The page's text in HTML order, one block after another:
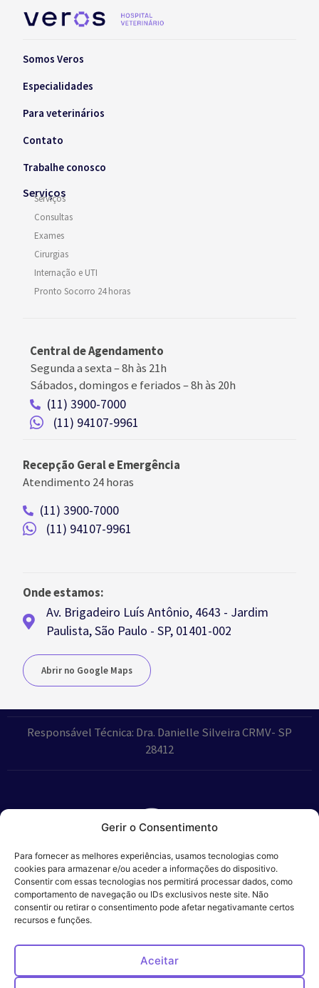
Gerir o Consentimento
Para fornecer as melhores experiências, usamos tecnologias como
cookies para armazenar e/ou aceder a informações do dispositivo.
Consentir com essas tecnologias nos permitirá processar dados, como
comportamento de navegação ou IDs exclusivos neste site. Não
consentir ou retirar o consentimento pode afetar negativamante certos
recursos e funções.
Aceitar
Somos Veros
Especialidades
Para veterinários
Contato
Trabalhe conosco
Serviços
Serviços
Consultas
Exames
Cirurgias
Internação e UTI
Pronto Socorro 24 horas
Central de Agendamento
Segunda a sexta –8h às 21h
Sábados, domingos e feriados–8h às 20h
(11) 3900-7000
(11) 94107-9961
Recepção Geral e Emergência
Atendimento 24 horas
(11) 3900-7000
(11) 94107-9961
Onde estamos:
Av. Brigadeiro Luís Antônio, 4643 - Jardim
Paulista, São Paulo - SP, 01401-002
Abrir no Google Maps
Responsável Técnica: Dra. Danielle Silveira CRMV- SP
28412
Parceiros:
Veros – Hospital
Ética